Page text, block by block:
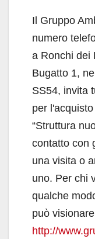
Il Gruppo
numero
a Ronchi dei
Bugatto 1,
SS54, invita
per
“Struttura
contatto con
una visita o
uno. Per chi
qualche
può
http://